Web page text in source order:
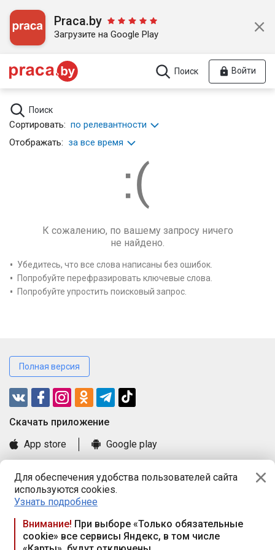
Для обеспечения удобства пользователей сайта
используются cookies.
Узнать подробнее
Внимание! При выборе «Только обязательные
cookie» все сервисы Яндекс, в том числе
Praca.by
Загрузите на Google Play
Поиск Войти
Поиск
Сортировать: по релевантности
Отображать: за все время
К сожалению, по вашему запросу ничего
не найдено.
Убедитесь, что все слова написаны без ошибок.
Попробуйте перефразировать ключевые слова.
Попробуйте упростить поисковый запрос.
Полная версия
Cкачать приложение
App store
Google play
Книга замечаний и предложений
Правила и документы
Praca.by © 2000—2026, ООО «ПРАЦА БАЙ»
Республика Беларусь, 220114, г. Минск, пр-т Независимости
117а, пом. № 9.